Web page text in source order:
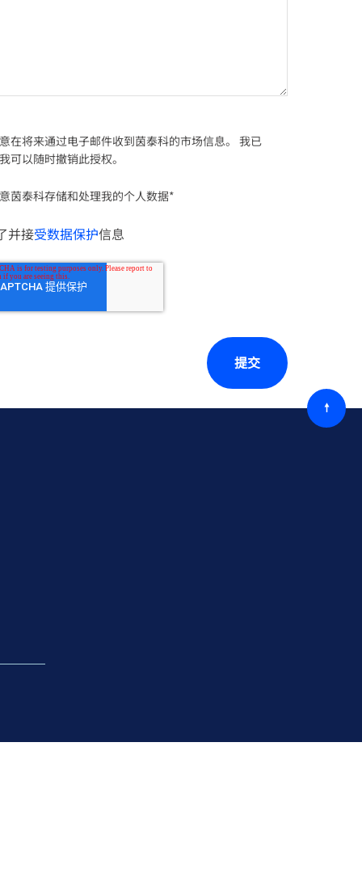
在将来通过电子邮件收到茵泰科的市场信息。 我已
可以随时撤销此授权。
茵泰科存储和处理我的个人数据*
并接受数据保护信息
回
到